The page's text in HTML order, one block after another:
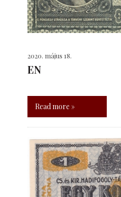
2020. május 18.
EN
Read more »